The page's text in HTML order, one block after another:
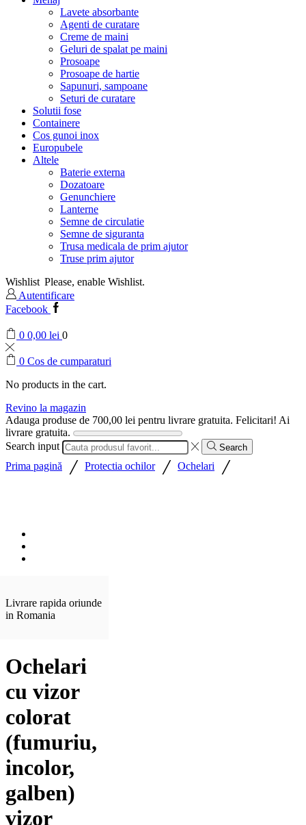
Lavete absorbante
Agenti de curatare
Creme de maini
Geluri de spalat pe maini
Prosoape
Prosoape de hartie
Sapunuri, sampoane
Seturi de curatare
Solutii fose
Containere
Cos gunoi inox
Europubele
Altele
Baterie externa
Dozatoare
Genunchiere
Lanterne
Semne de circulatie
Semne de siguranta
Trusa medicala de prim ajutor
Truse prim ajutor
Wishlist Please, enable Wishlist.
Autentificare
Facebook
0 0,00 lei 0
0 Cos de cumparaturi
No products in the cart.
Revino la magazin
Adauga produse de 700,00 lei pentru livrare gratuita. Felicitari! Ai
livrare gratuita.
Search input
Search
Prima pagină / Protectia ochilor / Ochelari /
Livrare rapida oriunde
in Romania
Ochelari
cu vizor
colorat
(fumuriu,
incolor,
galben)
vizor